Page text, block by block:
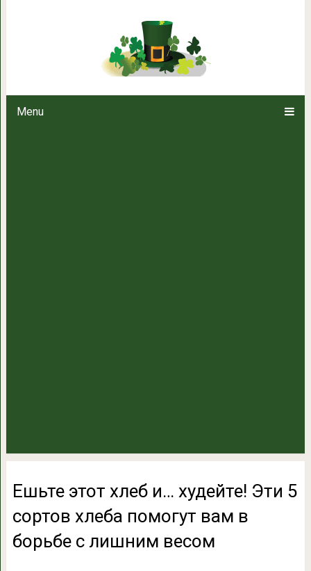
Menu
Ешьте этот хлеб и… худейте!
Ешьте этот хлеб и… худейте! Эти 5
сортов хлеба помогут вам в
борьбе с лишним весом